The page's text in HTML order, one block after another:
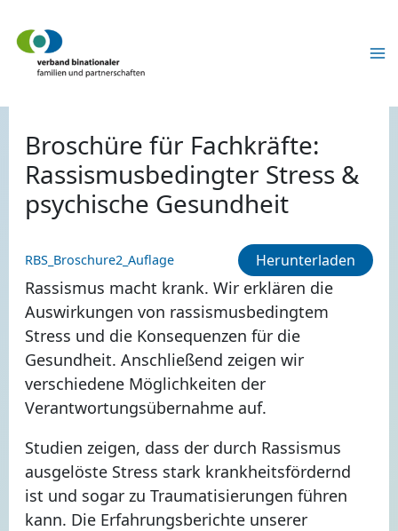
Inhalt
springen
Broschüre für Fachkräfte:
Rassismusbedingter Stress &
psychische Gesundheit
RBS_Broschure2_Auflage Herunterladen
Rassismus macht krank. Wir erklären die
Auswirkungen von rassismusbedingtem
Stress und die Konsequenzen für die
Gesundheit. Anschließend zeigen wir
verschiedene Möglichkeiten der
Verantwortungsübernahme auf.
Studien zeigen, dass der durch Rassismus
ausgelöste Stress stark krankheitsfördernd
ist und sogar zu Traumatisierungen führen
kann. Die Erfahrungsberichte unserer